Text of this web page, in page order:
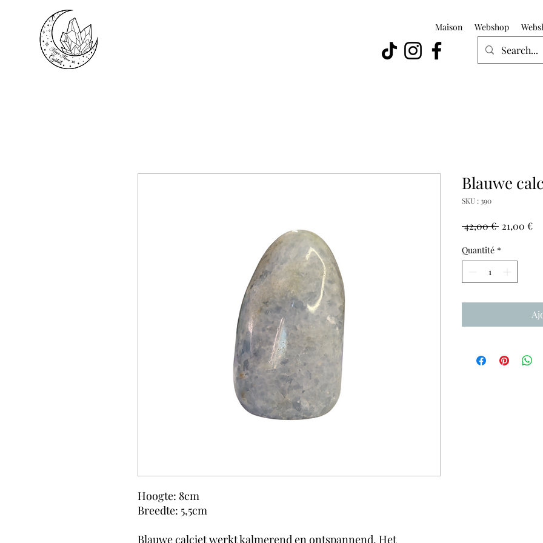
Maison Webshop
Hoogte: 8cm
Breedte: 5,5cm
Blauwe calciet werkt kalmerend en ontspannend. Het
Blauwe
SKU : 390
42,00 € Prix
21,00 €Prix
Quantité *